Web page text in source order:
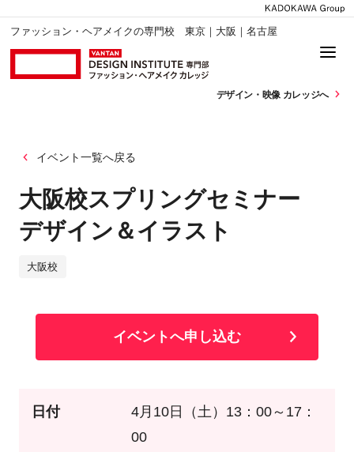
ファッション・ヘアメイクの専門校 東京｜大阪｜名古屋
デザイン・ 映像 カレッジへ
イベント一覧へ戻る
大阪校スプリングセミナー
デザイン＆イラスト
大阪校
イベントへ申し込む
日付
4月10日（土）13：00～17：
00